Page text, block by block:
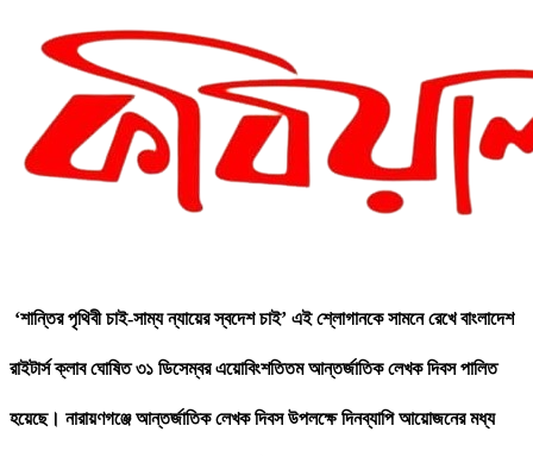
‘শান্তির পৃথিবী চাই-সাম্য ন্যায়ের স্বদেশ চাই’ এই শ্লোগানকে সামনে রেখে বাংলাদেশ
রাইটার্স ক্লাব ঘোষিত ৩১ ডিসেম্বর এয়োবিংশতিতম আন্তর্জাতিক লেখক দিবস পালিত
হয়েছে। নারায়ণগঞ্জে আন্তর্জাতিক লেখক দিবস উপলক্ষে দিনব্যাপি আয়োজনের মধ্য